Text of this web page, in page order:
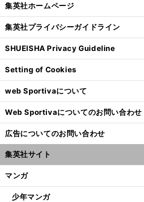
集英社ホームページ
集英社プライバシーガイドライン
SHUEISHA Privacy Guideline
Setting of Cookies
web Sportivaについて
Web Sportivaについてのお問い合わせ
広告についてのお問い合わせ
集英社サイト
マンガ
少年マンガ